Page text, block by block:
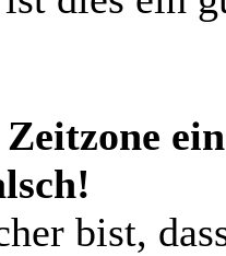
bist,